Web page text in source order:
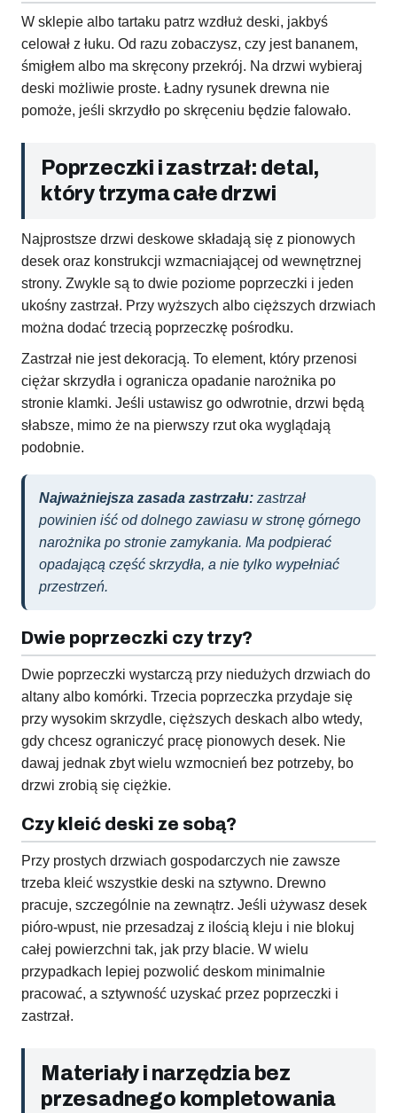
W sklepie albo tartaku patrz wzdłuż deski, jakbyś
celował z łuku. Od razu zobaczysz, czy jest bananem,
śmigłem albo ma skręcony przekrój. Na drzwi wybieraj
deski możliwie proste. Ładny rysunek drewna nie
pomoże, jeśli skrzydło po skręceniu będzie falowało.
Poprzeczki i zastrzał: detal,
który trzyma całe drzwi
Najprostsze drzwi deskowe składają się z pionowych
desek oraz konstrukcji wzmacniającej od wewnętrznej
strony. Zwykle są to dwie poziome poprzeczki i jeden
ukośny zastrzał. Przy wyższych albo cięższych drzwiach
można dodać trzecią poprzeczkę pośrodku.
Zastrzał nie jest dekoracją. To element, który przenosi
ciężar skrzydła i ogranicza opadanie narożnika po
stronie klamki. Jeśli ustawisz go odwrotnie, drzwi będą
słabsze, mimo że na pierwszy rzut oka wyglądają
podobnie.
Najważniejsza zasada zastrzału: zastrzał
powinien iść od dolnego zawiasu w stronę górnego
narożnika po stronie zamykania. Ma podpierać
opadającą część skrzydła, a nie tylko wypełniać
przestrzeń.
Dwie poprzeczki czy trzy?
Dwie poprzeczki wystarczą przy niedużych drzwiach do
altany albo komórki. Trzecia poprzeczka przydaje się
przy wysokim skrzydle, cięższych deskach albo wtedy,
gdy chcesz ograniczyć pracę pionowych desek. Nie
dawaj jednak zbyt wielu wzmocnień bez potrzeby, bo
drzwi zrobią się ciężkie.
Czy kleić deski ze sobą?
Przy prostych drzwiach gospodarczych nie zawsze
trzeba kleić wszystkie deski na sztywno. Drewno
pracuje, szczególnie na zewnątrz. Jeśli używasz desek
pióro-wpust, nie przesadzaj z ilością kleju i nie blokuj
całej powierzchni tak, jak przy blacie. W wielu
przypadkach lepiej pozwolić deskom minimalnie
pracować, a sztywność uzyskać przez poprzeczki i
zastrzał.
Materiały i narzędzia bez
przesadnego kompletowania